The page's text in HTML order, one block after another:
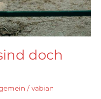
doch
/ vabian